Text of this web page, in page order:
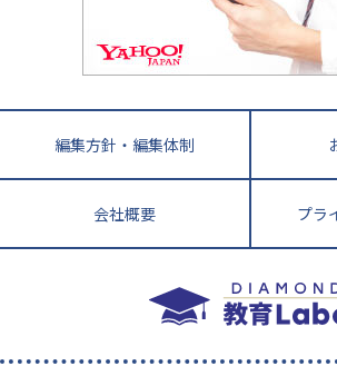
長崎県 熊本
鹿児島県 沖縄県
教育ジャーナリストが徹底解説！ 大
編集方針・編集体制
会社概要 プラ